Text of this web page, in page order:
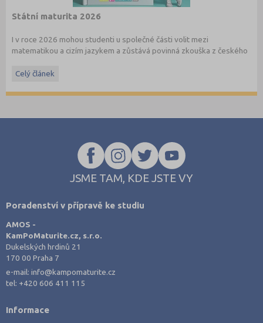
Státní maturita 2026
I v roce 2026 mohou studenti u společné části volit mezi
matematikou a cizím jazykem a zůstává povinná zkouška z českého
informacemi.
Celý článek
JSME TAM, KDE JSTE VY
Poradenství v přípravě ke studiu
AMOS -
KamPoMaturite.cz, s.r.o.
Dukelských hrdinů 21
170 00 Praha 7
e-mail:info@kampomaturite.cz
tel: +420 606 411 115
Informace